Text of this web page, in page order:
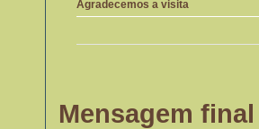
Agradecemos a visita
Mensagem final